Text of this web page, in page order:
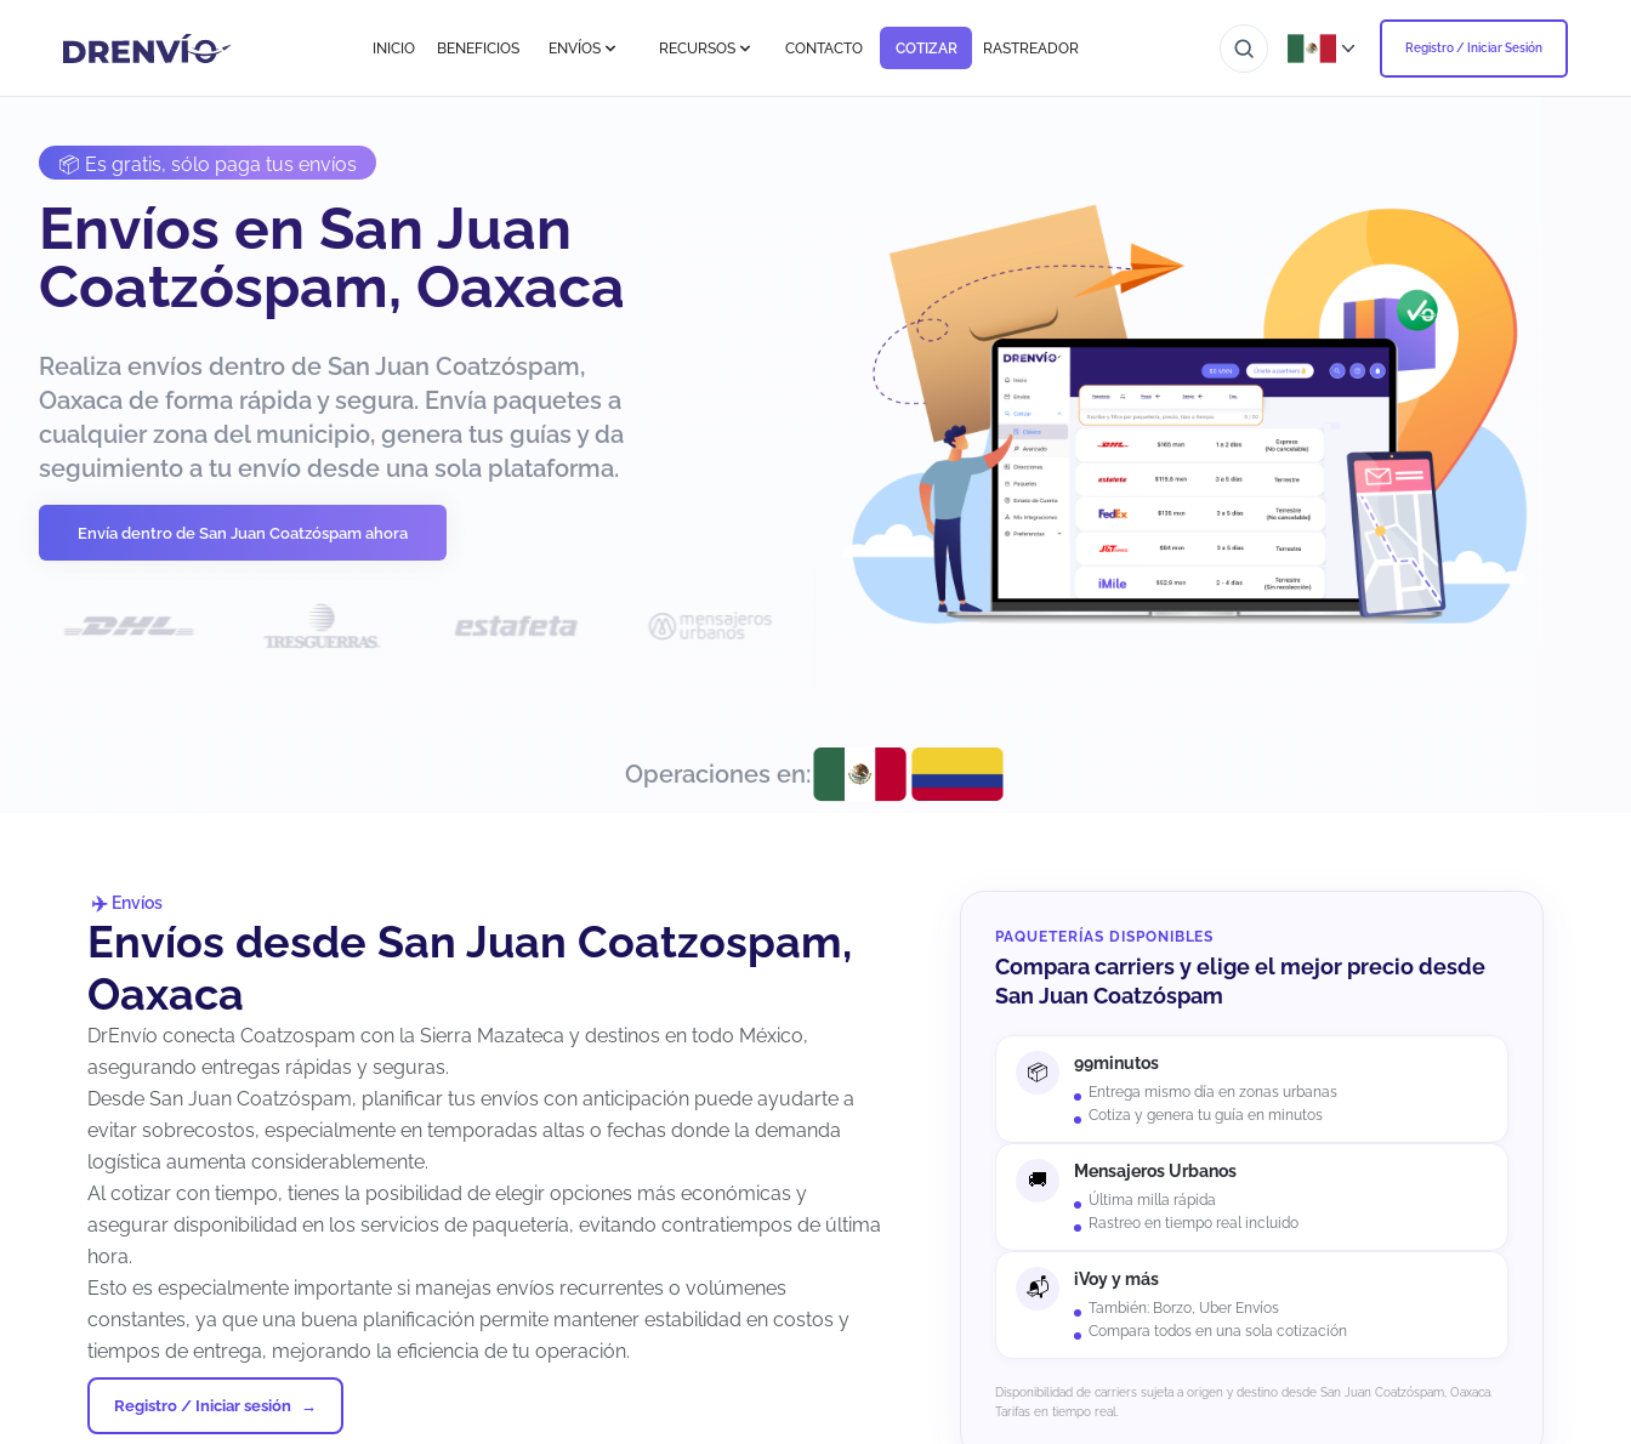
INICIO BENEFICIOS ENVÍOS RECURSOS CONTACTO COTIZAR RASTREADOR Registro / Iniciar Sesión
📦 Es gratis, sólo paga tus envíos
Envíos en San Juan
Coatzóspam, Oaxaca
Realiza envíos dentro de San Juan Coatzóspam,
Oaxaca de forma rápida y segura. Envía paquetes a
cualquier zona del municipio, genera tus guías y da
seguimiento a tu envío desde una sola plataforma.
Envía dentro de San Juan Coatzóspam ahora
Operaciones en:
Envíos
Envíos desde San Juan Coatzospam,
Oaxaca
DrEnvío conecta Coatzospam con la Sierra Mazateca y destinos en todo México,
asegurando entregas rápidas y seguras.
Desde San Juan Coatzóspam, planificar tus envíos con anticipación puede ayudarte a
evitar sobrecostos, especialmente en temporadas altas o fechas donde la demanda
logística aumenta considerablemente.
Al cotizar con tiempo, tienes la posibilidad de elegir opciones más económicas y
asegurar disponibilidad en los servicios de paquetería, evitando contratiempos de última
hora.
Esto es especialmente importante si manejas envíos recurrentes o volúmenes
constantes, ya que una buena planificación permite mantener estabilidad en costos y
tiempos de entrega, mejorando la eficiencia de tu operación.
Registro / Iniciar sesión
PAQUETERÍAS DISPONIBLES
Compara carriers y elige el mejor precio desde
San Juan Coatzóspam
99minutos
Entrega mismo día en zonas urbanas
Cotiza y genera tu guía en minutos
Mensajeros Urbanos
Última milla rápida
Rastreo en tiempo real incluido
iVoy y más
También: Borzo, Uber Envíos
Compara todos en una sola cotización
Disponibilidad de carriers sujeta a origen y destino desde San Juan Coatzóspam, Oaxaca.
Tarifas en tiempo real.